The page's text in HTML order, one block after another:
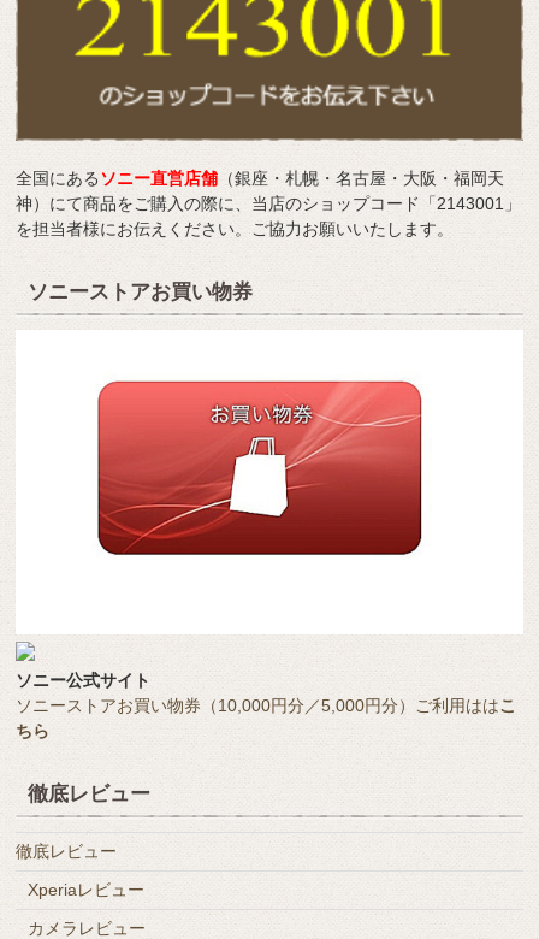
全国にあるソニー直営店舗 （銀座・札幌・名古屋・大阪・福岡天
神）にて商品をご購入の際に、当店のショップコード「2143001」
を担当者様にお伝えください。ご協力お願いいたします。
ソニーストアお買い物券
ソニー公式サイト
ソニーストアお買い物券（10,000円分／5,000円分）ご利用ははこ
ちら
徹底レビュー
徹底レビュー
Xperiaレビュー
カメラレビュー